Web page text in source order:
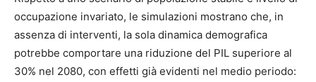
occupazione invariato, le simulazioni mostrano che, in
assenza di interventi, la sola dinamica demografica
potrebbe comportare una riduzione del PIL superiore al
30% nel 2080, con effetti già evidenti nel medio periodo: